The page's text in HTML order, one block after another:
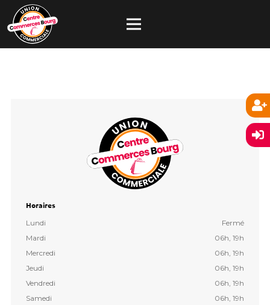
Horaires
Lundi
Fermé
Mardi
06h, 19h
Mercredi
06h, 19h
Jeudi
06h, 19h
Vendredi
06h, 19h
Samedi
06h, 19h